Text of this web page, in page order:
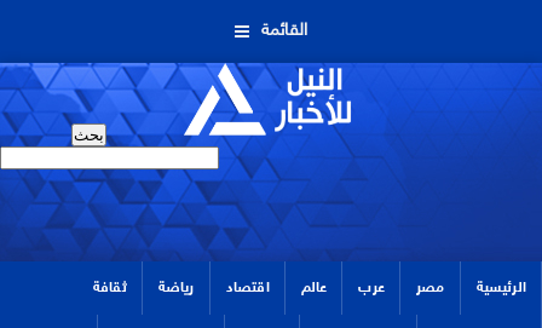
القائمة
الرئيسية مصر عرب عالم اقتصاد رياضة ثقافة